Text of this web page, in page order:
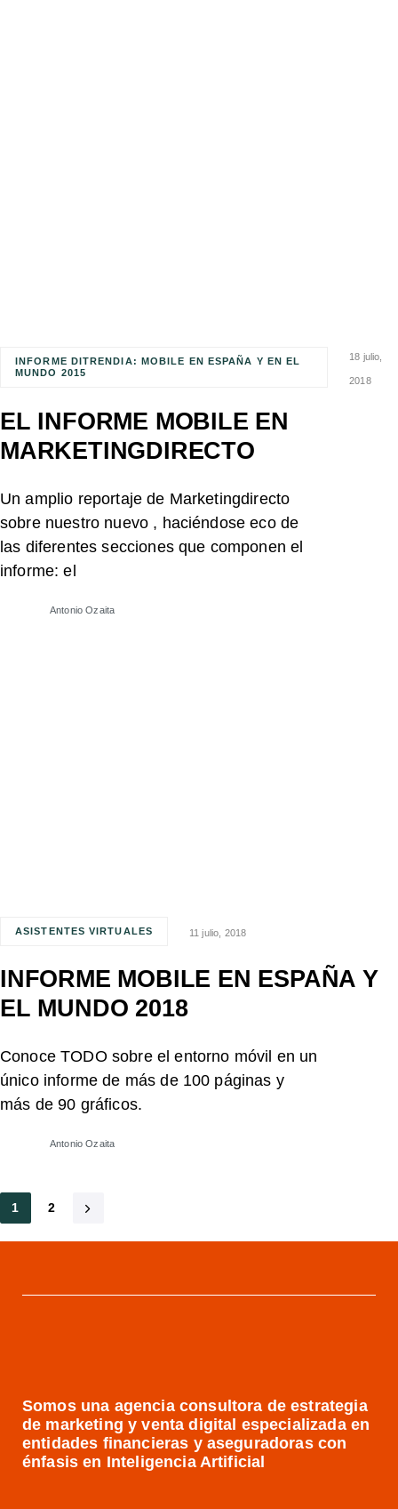
INFORME DITRENDIA: MOBILE EN ESPAÑA Y EN EL
MUNDO 2015
18 julio,
2018
EL INFORME MOBILE EN
MARKETINGDIRECTO
Un amplio reportaje de Marketingdirecto
sobre nuestro nuevo , haciéndose eco de
las diferentes secciones que componen el
informe: el
Antonio Ozaita
ASISTENTES VIRTUALES 11 julio, 2018
INFORME MOBILE EN ESPAÑA Y
EL MUNDO 2018
Conoce TODO sobre el entorno móvil en un
único informe de más de 100 páginas y
más de 90 gráficos.
Antonio Ozaita
1 2
Somos una agencia consultora de estrategia
de marketing y venta digital especializada en
entidades financieras y aseguradoras con
énfasis en Inteligencia Artificial